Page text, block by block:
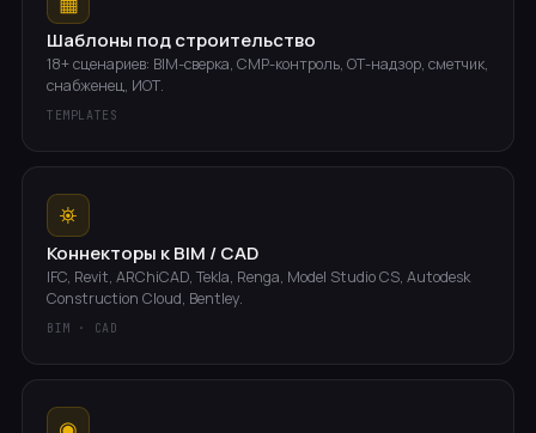
Шаблоны под строительство
18+ сценариев: BIM-сверка, СМР-контроль, ОТ-надзор, сметчик,
снабженец, ИОТ.
TEMPLATES
⛯
Коннекторы к BIM / CAD
IFC, Revit, ARChiCAD, Tekla, Renga, Model Studio CS, Autodesk
Construction Cloud, Bentley.
BIM · CAD